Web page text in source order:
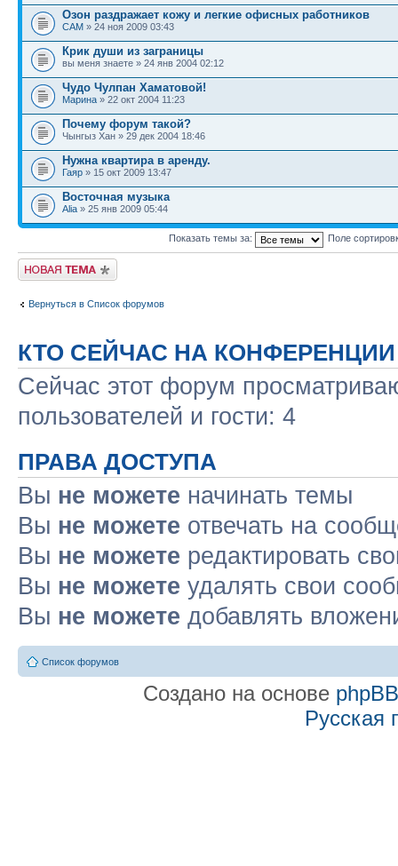
Озон раздражает кожу и легкие офисных работников
САМ » 24 ноя 2009 03:43
Крик души из заграницы
вы меня знаете » 24 янв 2004 02:12
Чудо Чулпан Хаматовой!
Марина » 22 окт 2004 11:23
Почему форум такой?
Чынгыз Хан » 29 дек 2004 18:46
Нужна квартира в аренду.
Гаяр » 15 окт 2009 13:47
Восточная музыка
Alia » 25 янв 2009 05:44
Показать темы за: Поле
Новая тема
Вернуться в Список форумов
КТО СЕЙЧАС НА КОНФЕРЕНЦИИ
Сейчас этот форум
пользователей и гости: 4
ПРАВА ДОСТУПА
Вы не можете начинать темы
Вы не можете отвечать на
Вы не можете редактировать
Вы не можете удалять свои
Вы не можете добавлять
Список форумов
Создано на основе phpBB
Русская